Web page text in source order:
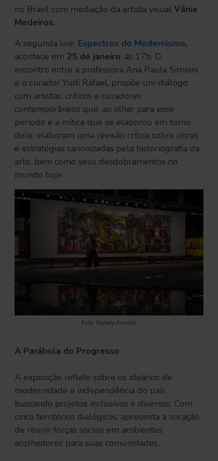
no Brasil com mediação da artista visual Vânia
Medeiros.
A segunda live, Espectros do Modernismo,
acontece em 25 de janeiro, às 17h. O
encontro entre a professora Ana Paula Simioni
e o curador Yudi Rafael, propõe um diálogo
com artistas, críticos e curadores
contemporâneos que, ao olhar para esse
período e a mítica que se elaborou em torno
dele, elaboram uma revisão crítica sobre obras
e estratégias canonizadas pela historiografia da
arte, bem como seus desdobramentos no
mundo hoje.
Foto: Renata Armelin
A Parábola do Progresso
A exposição reflete sobre os ideários de
modernidade e independência do país,
buscando projetos inclusivos e diversos. Com
cinco territórios dialógicos, apresenta a vocação
de reunir forças sociais em ambientes
acolhedores para suas comunidades.